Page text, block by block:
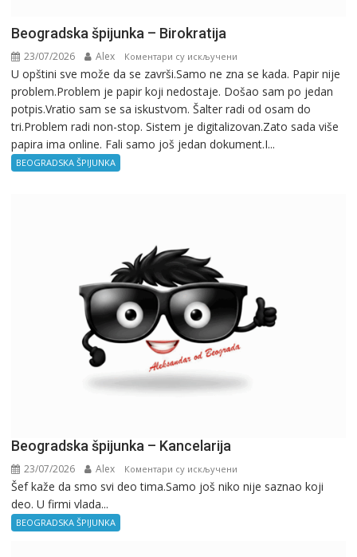
Beogradska špijunka – Birokratija
23/07/2026 Alex Коментари су искључени
Beogradska
špijunka
–
Birokratija
U opštini sve može da se završi.Samo ne zna se kada. Papir nije
problem.Problem je papir koji nedostaje. Došao sam po jedan
potpis.Vratio sam se sa iskustvom. Šalter radi od osam do
tri.Problem radi non-stop. Sistem je digitalizovan.Zato sada više
papira ima online. Fali samo još jedan dokument.I...
BEOGRADSKA ŠPIJUNKA
Beogradska špijunka – Kancelarija
23/07/2026 Alex Коментари су искључени
Beogradska
Šef kaže da smo svi deo tima.Samo još niko nije saznao koji
deo. U firmi vlada...
BEOGRADSKA ŠPIJUNKA